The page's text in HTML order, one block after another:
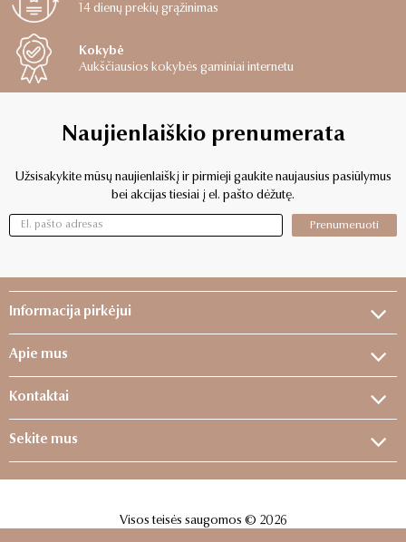
14 dienų prekių grąžinimas
Kokybė
Aukščiausios kokybės gaminiai internetu
Naujienlaiškio prenumerata
Užsisakykite mūsų naujienlaiškį ir pirmieji gaukite naujausius pasiūlymus
bei akcijas tiesiai į el. pašto dėžutę.
Prenumeruoti
Informacija pirkėjui
Apie mus
Kontaktai
Sekite mus
Visos teisės saugomos © 2026